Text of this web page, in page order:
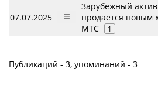
07.07.2025
Зарубежный
продается новым
МТС
1
Публикаций - 3, упоминаний - 3